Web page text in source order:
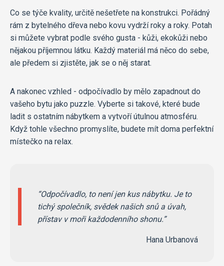
Co se týče kvality, určitě nešetřete na konstrukci. Pořádný
rám z bytelného dřeva nebo kovu vydrží roky a roky. Potah
si můžete vybrat podle svého gusta - kůži, ekokůži nebo
nějakou příjemnou látku. Každý materiál má něco do sebe,
ale předem si zjistěte, jak se o něj starat.
A nakonec vzhled - odpočívadlo by mělo zapadnout do
vašeho bytu jako puzzle. Vyberte si takové, které bude
ladit s ostatním nábytkem a vytvoří útulnou atmosféru.
Když tohle všechno promyslíte, budete mít doma perfektní
místečko na relax.
Odpočívadlo, to není jen kus nábytku. Je to
tichý společník, svědek našich snů a úvah,
přístav v moři každodenního shonu.
Hana Urbanová